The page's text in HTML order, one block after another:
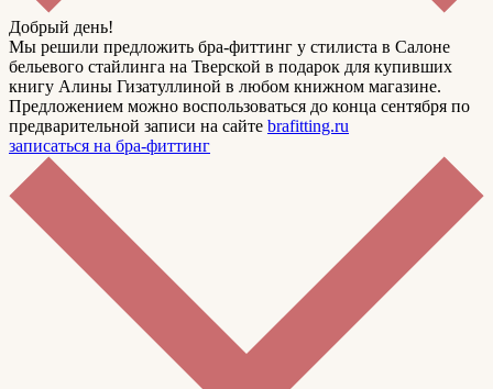
Добрый день!
Мы решили предложить бра-фиттинг у стилиста в Салоне
бельевого стайлинга на Тверской в подарок для купивших
книгу Алины Гизатуллиной в любом книжном магазине.
Предложением можно воспользоваться до конца сентября по
предварительной записи на сайте brafitting.ru
записаться на бра-фиттинг